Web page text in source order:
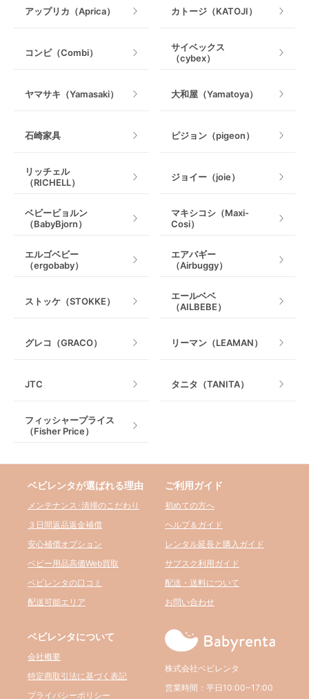
室内遊具
アップリカ（Aprica） カトージ（KATOJI）
コンビ（Combi）
サイベックス
（cybex）
ヤマサキ（Yamasaki） 大和屋（Yamatoya）
石崎家具 ピジョン（pigeon）
リッチェル
（RICHELL）
ジョイー（joie）
ベビービョルン
（BabyBjorn）
マキシコシ（Maxi-
Cosi）
エルゴベビー
（ergobaby）
エアバギー
（Airbuggy）
ストッケ（STOKKE）
エールベベ
（AILBEBE）
グレコ（GRACO） リーマン（LEAMAN）
JTC タニタ（TANITA）
フィッシャープライス
（Fisher Price）
ベビレンタが選ばれる理由
メンテナンス･清掃のこだわり
３日間返品返金補償
安心補償オプション
ベビー用品高価Web買取
ベビレンタの口コミ
配送可能エリア
ご利用ガイド
初めての方へ
ヘルプ＆ガイド
レンタル延長と購入ガイド
サブスク利用ガイド
配送・送料について
お問い合わせ
ベビレンタについて
会社概要
特定商取引法に基づく表記
プライバシーポリシー
株式会社ベビレンタ
営業時間：平日10:00~17:00